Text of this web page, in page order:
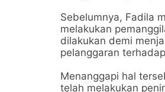
Sebelumnya, Fadila
melakukan
dilakukan demi
pelanggaran
Menanggapi hal
telah melakukan